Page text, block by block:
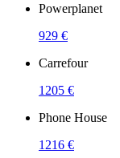
Powerplanet
929 €
Carrefour
1205 €
Phone House
1216 €